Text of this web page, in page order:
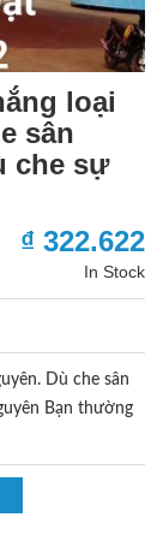
loại
sân
che sự
₫ 322.622
In Stock
Dù che sân
Bạn thường